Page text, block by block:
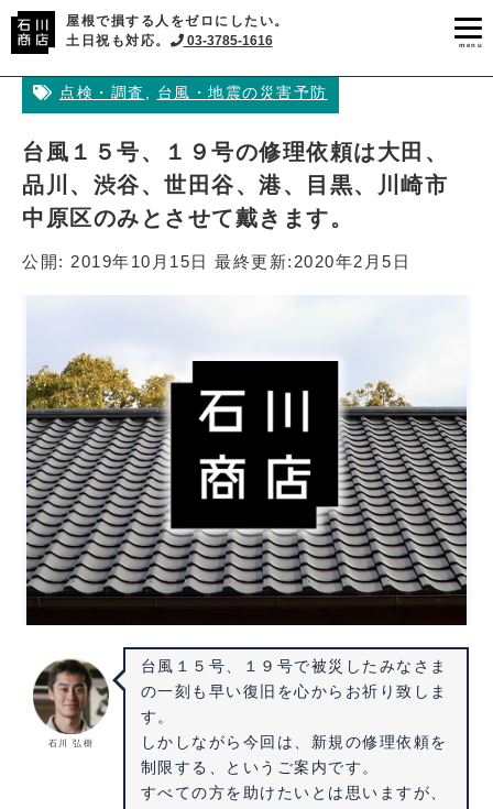
屋根で損する人をゼロにしたい。
土日祝も対応。
03-3785-1616 menu
点検・調査 , 台風・地震の災害予防
台風１５号、１９号の修理依頼は大田、
品川、渋谷、世田谷、港、目黒、川崎市
中原区のみとさせて戴きます。
公開: 2019年10月15日 最終更新: 2020年2月5日
石川 弘樹
台風１５号、１９号で被災したみなさま
の一刻も早い復旧を心からお祈り致しま
す。
しかしながら今回は、新規の修理依頼を
制限する、というご案内です。
すべての方を助けたいとは思いますが、